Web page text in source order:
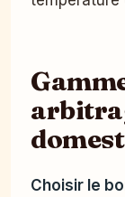
Choisir le